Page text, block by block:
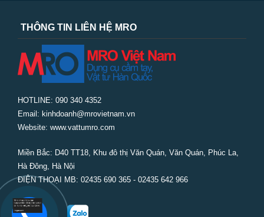
THÔNG TIN LIÊN HỆ MRO
HOTLINE: 090 340 4352
Email: kinhdoanh@mrovietnam.vn
Website: www.vattumro.com
Miền Bắc: D40 TT18, Khu đô thị Văn Quán, Văn Quán, Phúc La,
Hà Đông, Hà Nội
ĐIỆN THOẠI MB: 02435 690 365 - 02435 642 966